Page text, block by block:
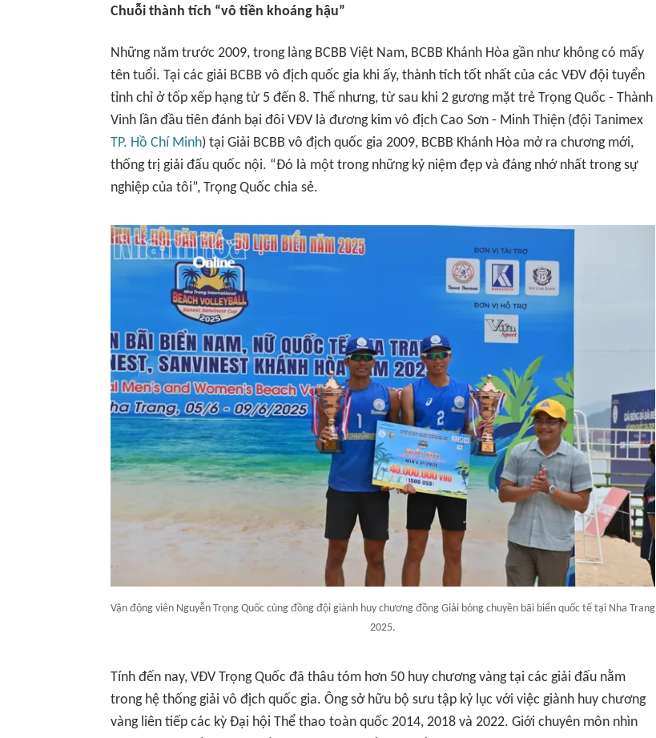
Chuỗi thành tích “vô tiền khoáng hậu”
Những năm trước 2009, trong làng BCBB Việt Nam, BCBB Khánh Hòa gần như không có mấy
tên tuổi. Tại các giải BCBB vô địch quốc gia khi ấy, thành tích tốt nhất của các VĐV đội tuyển
tỉnh chỉ ở tốp xếp hạng từ 5 đến 8. Thế nhưng, từ sau khi 2 gương mặt trẻ Trọng Quốc - Thành
Vinh lần đầu tiên đánh bại đôi VĐV là đương kim vô địch Cao Sơn - Minh Thiện (đội Tanimex
TP. Hồ Chí Minh) tại Giải BCBB vô địch quốc gia 2009, BCBB Khánh Hòa mở ra chương mới,
thống trị giải đấu quốc nội. “Đó là một trong những kỷ niệm đẹp và đáng nhớ nhất trong sự
nghiệp của tôi”, Trọng Quốc chia sẻ.
Vận động viên Nguyễn Trọng Quốc cùng đồng đội giành huy chương đồng Giải bóng chuyền bãi biển quốc tế tại Nha Trang
2025.
Tính đến nay, VĐV Trọng Quốc đã thâu tóm hơn 50 huy chương vàng tại các giải đấu nằm
trong hệ thống giải vô địch quốc gia. Ông sở hữu bộ sưu tập kỷ lục với việc giành huy chương
vàng liên tiếp các kỳ Đại hội Thể thao toàn quốc 2014, 2018 và 2022. Giới chuyên môn nhìn